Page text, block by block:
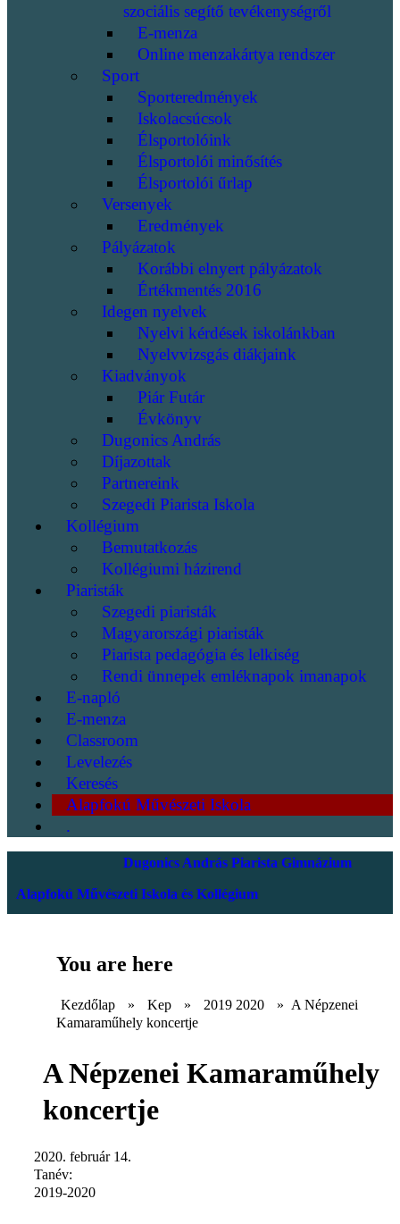
szociális segítő tevékenységről
E-menza
Online menzakártya rendszer
Sport
Sporteredmények
Iskolacsúcsok
Élsportolóink
Élsportolói minősítés
Élsportolói űrlap
Versenyek
Eredmények
Pályázatok
Korábbi elnyert pályázatok
Értékmentés 2016
Idegen nyelvek
Nyelvi kérdések iskolánkban
Nyelvvizsgás diákjaink
Kiadványok
Piár Futár
Évkönyv
Dugonics András
Díjazottak
Partnereink
Szegedi Piarista Iskola
Kollégium
Bemutatkozás
Kollégiumi házirend
Piaristák
Szegedi piaristák
Magyarországi piaristák
Piarista pedagógia és lelkiség
Rendi ünnepek emléknapok imanapok
E-napló
E-menza
Classroom
Levelezés
Keresés
Alapfokú Művészeti Iskola
.
Dugonics András Piarista Gimnázium
Alapfokú Művészeti Iskola és Kollégium
You are here
Kezdőlap » Kep » 2019 2020 » A Népzenei
Kamaraműhely koncertje
A Népzenei Kamaraműhely
koncertje
2020. február 14.
Tanév:
2019-2020